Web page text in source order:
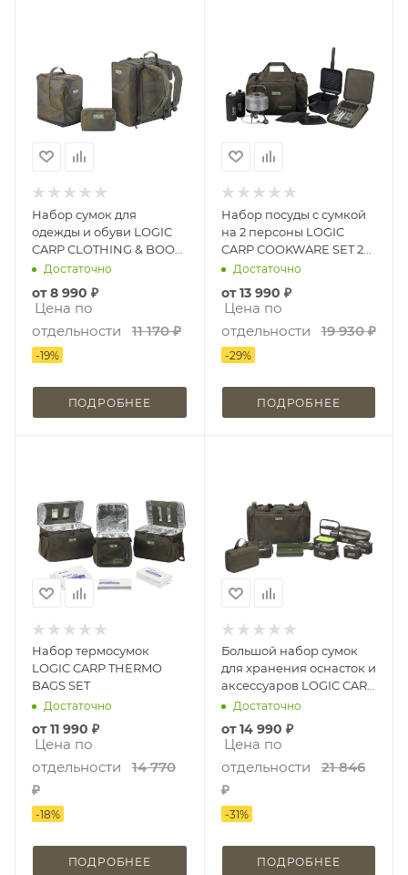
Набор сумок для
одежды и обуви LOGIC
CARP CLOTHING & BOOT
BAG SET
Достаточно
от8 990 ₽
Цена по
отдельности
11 170 ₽
-19%
ПОДРОБНЕЕ
Набор посуды с сумкой
на 2 персоны LOGIC
CARP COOKWARE SET 2
MAN
Достаточно
от13 990 ₽
Цена по
отдельности
19 930 ₽
-29%
ПОДРОБНЕЕ
Набор термосумок
LOGIC CARP THERMO
BAGS SET
Достаточно
от11 990 ₽
Цена по
отдельности
14 770
₽
-18%
ПОДРОБНЕЕ
Большой набор сумок
для хранения оснасток и
аксессуаров LOGIC CARP
LONG SESSION TACKLE
Достаточно
от14 990 ₽
Цена по
отдельности
21 846
₽
-31%
ПОДРОБНЕЕ